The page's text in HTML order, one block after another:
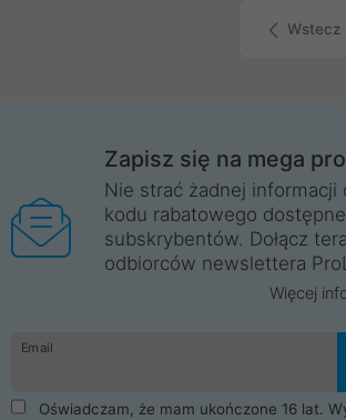
Wstecz
Zapisz się na mega
Nie strać żadnej informacji
kodu rabatowego
subskrybentów. Dołącz
odbiorców newslettera
Więcej
Email
Oświadczam, że mam ukończone 16 lat.